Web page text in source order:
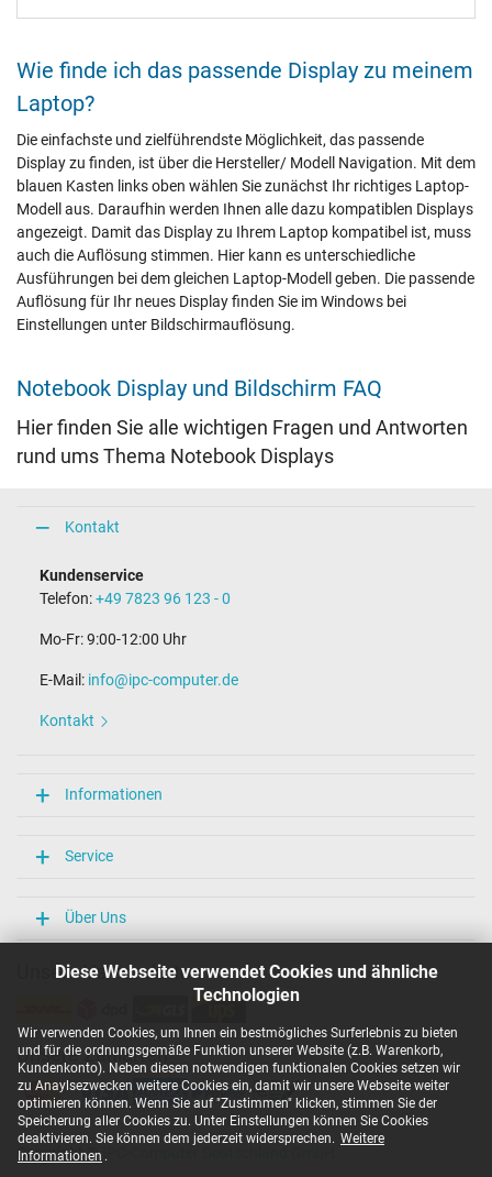
Diese Webseite verwendet Cookies und ähnliche
Technologien
Wir verwenden Cookies, um Ihnen ein bestmögliches Surferlebnis zu bieten
und für die ordnungsgemäße Funktion unserer Website (z.B. Warenkorb,
Kundenkonto). Neben diesen notwendigen funktionalen Cookies setzen wir
zu Anaylsezwecken weitere Cookies ein, damit wir unsere Webseite weiter
optimieren können. Wenn Sie auf "Zustimmen" klicken, stimmen Sie der
Speicherung aller Cookies zu. Unter Einstellungen können Sie Cookies
deaktivieren. Sie können dem jederzeit widersprechen. Weitere
Informationen .
Wie finde ich das passende Display zu meinem
Laptop?
Die einfachste und zielführendste Möglichkeit, das passende
Display zu finden, ist über die Hersteller/ Modell Navigation. Mit dem
blauen Kasten links oben wählen Sie zunächst Ihr richtiges Laptop-
Modell aus. Daraufhin werden Ihnen alle dazu kompatiblen Displays
angezeigt. Damit das Display zu Ihrem Laptop kompatibel ist, muss
auch die Auflösung stimmen. Hier kann es unterschiedliche
Ausführungen bei dem gleichen Laptop-Modell geben. Die passende
Auflösung für Ihr neues Display finden Sie im Windows bei
Einstellungen unter Bildschirmauflösung.
Notebook Display und Bildschirm FAQ
Hier finden Sie alle wichtigen Fragen und Antworten
rund ums Thema Notebook Displays
Kontakt
Kundenservice
Telefon:+49 7823 96 123 - 0
Mo-Fr: 9:00-12:00 Uhr
E-Mail: info@ipc-computer.de
Kontakt
Informationen
Service
Über Uns
Unsere Versandarten
Unsere Zahlarten
Copyright ©